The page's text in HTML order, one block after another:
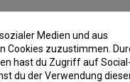
Medien und aus
Cookies zuzustimmen.
hast du Zugriff auf Social-
du der Verwendung